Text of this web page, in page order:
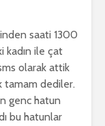
saati 1300
kadın ile çat
olarak attik
tamam dediler.
genc hatun
bu hatunlar